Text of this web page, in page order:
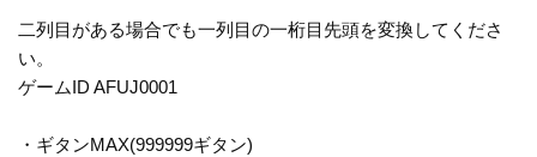
二列目がある場合でも一列目の一桁目先頭を変換してくださ
い。
ゲームID AFUJ0001
・ギタンMAX(999999ギタン)